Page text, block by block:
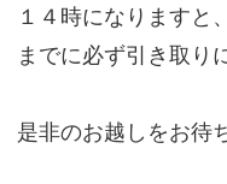
１４時になりますと
までに必ず引き取り
是非のお越しをお待